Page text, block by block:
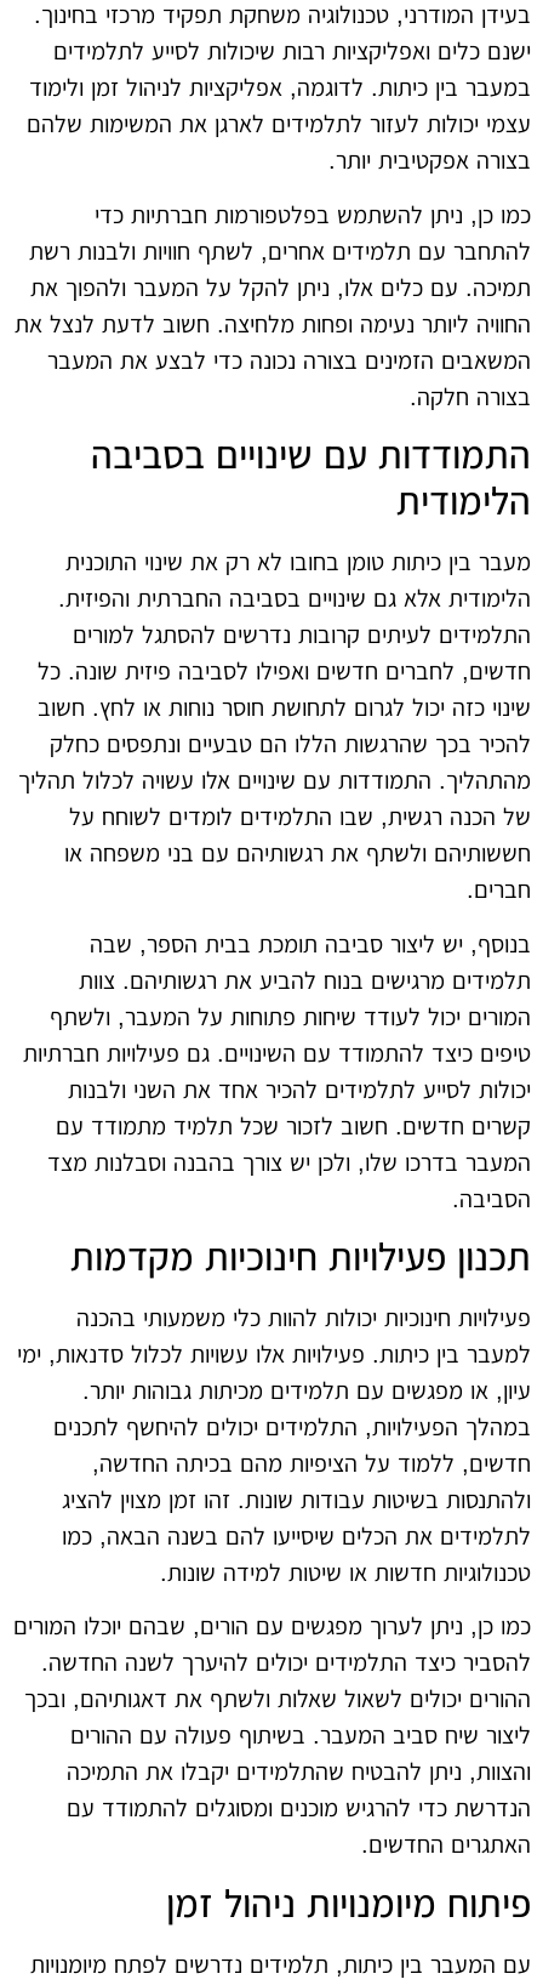
בעידן המודרני, טכנולוגיה משחקת תפקיד מרכזי בחינוך.
ישנם כלים ואפליקציות רבות שיכולות לסייע לתלמידים
במעבר בין כיתות. לדוגמה, אפליקציות לניהול זמן ולימוד
עצמי יכולות לעזור לתלמידים לארגן את המשימות שלהם
בצורה אפקטיבית יותר.
כמו כן, ניתן להשתמש בפלטפורמות חברתיות כדי
להתחבר עם תלמידים אחרים, לשתף חוויות ולבנות רשת
תמיכה. עם כלים אלו, ניתן להקל על המעבר ולהפוך את
החוויה ליותר נעימה ופחות מלחיצה. חשוב לדעת לנצל את
המשאבים הזמינים בצורה נכונה כדי לבצע את המעבר
בצורה חלקה.
התמודדות עם שינויים בסביבה
הלימודית
מעבר בין כיתות טומן בחובו לא רק את שינוי התוכנית
הלימודית אלא גם שינויים בסביבה החברתית והפיזית.
התלמידים לעיתים קרובות נדרשים להסתגל למורים
חדשים, לחברים חדשים ואפילו לסביבה פיזית שונה. כל
שינוי כזה יכול לגרום לתחושת חוסר נוחות או לחץ. חשוב
להכיר בכך שהרגשות הללו הם טבעיים ונתפסים כחלק
מהתהליך. התמודדות עם שינויים אלו עשויה לכלול תהליך
של הכנה רגשית, שבו התלמידים לומדים לשוחח על
חששותיהם ולשתף את רגשותיהם עם בני משפחה או
חברים.
בנוסף, יש ליצור סביבה תומכת בבית הספר, שבה
תלמידים מרגישים בנוח להביע את רגשותיהם. צוות
המורים יכול לעודד שיחות פתוחות על המעבר, ולשתף
טיפים כיצד להתמודד עם השינויים. גם פעילויות חברתיות
יכולות לסייע לתלמידים להכיר אחד את השני ולבנות
קשרים חדשים. חשוב לזכור שכל תלמיד מתמודד עם
המעבר בדרכו שלו, ולכן יש צורך בהבנה וסבלנות מצד
הסביבה.
תכנון פעילויות חינוכיות מקדמות
פעילויות חינוכיות יכולות להוות כלי משמעותי בהכנה
למעבר בין כיתות. פעילויות אלו עשויות לכלול סדנאות, ימי
עיון, או מפגשים עם תלמידים מכיתות גבוהות יותר.
במהלך הפעילויות, התלמידים יכולים להיחשף לתכנים
חדשים, ללמוד על הציפיות מהם בכיתה החדשה,
ולהתנסות בשיטות עבודות שונות. זהו זמן מצוין להציג
לתלמידים את הכלים שיסייעו להם בשנה הבאה, כמו
טכנולוגיות חדשות או שיטות למידה שונות.
כמו כן, ניתן לערוך מפגשים עם הורים, שבהם יוכלו המורים
להסביר כיצד התלמידים יכולים להיערך לשנה החדשה.
ההורים יכולים לשאול שאלות ולשתף את דאגותיהם, ובכך
ליצור שיח סביב המעבר. בשיתוף פעולה עם ההורים
והצוות, ניתן להבטיח שהתלמידים יקבלו את התמיכה
הנדרשת כדי להרגיש מוכנים ומסוגלים להתמודד עם
האתגרים החדשים.
פיתוח מיומנויות ניהול זמן
עם המעבר בין כיתות, תלמידים נדרשים לפתח מיומנויות